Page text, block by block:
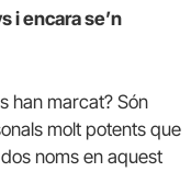
i encara se’n
han marcat? Són
molt potents que
noms en aquest